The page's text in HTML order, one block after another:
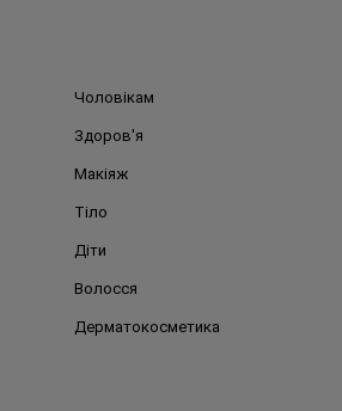
Чоловікам
Здоров'я
Макіяж
Тіло
Діти
Волосся
Дерматокосметика